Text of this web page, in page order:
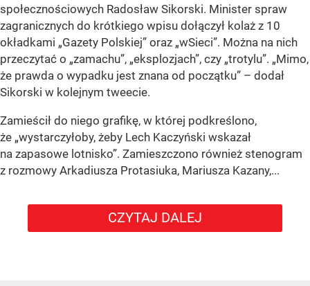
społecznościowych Radosław Sikorski. Minister spraw
zagranicznych do krótkiego wpisu dołączył kolaż z 10
okładkami „Gazety Polskiej” oraz „wSieci”. Można na nich
przeczytać o „zamachu”, „eksplozjach”, czy „trotylu”. „Mimo,
że prawda o wypadku jest znana od początku” – dodał
Sikorski w kolejnym tweecie.
Zamieścił do niego grafikę, w której podkreślono,
że „wystarczyłoby, żeby Lech Kaczyński wskazał
na zapasowe lotnisko”. Zamieszczono również stenogram
z rozmowy Arkadiusza Protasiuka, Mariusza Kazany,...
CZYTAJ DALEJ